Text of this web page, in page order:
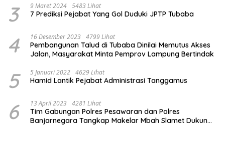
3 9 Maret 2024 5483 Lihat
7 Prediksi Pejabat Yang Gol Duduki JPTP Tubaba
4 16 Desember 2023 4799 Lihat
Pembangunan Talud di Tubaba Dinilai Memutus Akses
Jalan, Masyarakat Minta Pemprov Lampung Bertindak
5 5 Januari 2022 4629 Lihat
Hamid Lantik Pejabat Administrasi Tanggamus
6 13 April 2023 4281 Lihat
Tim Gabungan Polres Pesawaran dan Polres
Banjarnegara Tangkap Makelar Mbah Slamet Dukun